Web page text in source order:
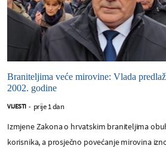
Braniteljima veće mirovine: Vlada
2002. godine
VIJESTI - prije 1 dan
Izmjene Zakona o hrvatskim braniteljima
korisnika, a prosječno povećanje mirovina